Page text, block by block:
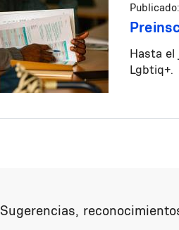
Publicado:
Hasta el
Lgbtiq+.
Sugerencias,